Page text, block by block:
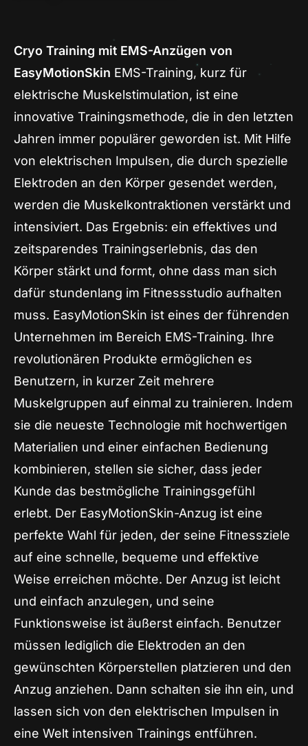
Cryo Training mit EMS-Anzügen von
EasyMotionSkin EMS-Training, kurz für
elektrische Muskelstimulation, ist eine
innovative Trainingsmethode, die in den letzten
Jahren immer populärer geworden ist. Mit Hilfe
von elektrischen Impulsen, die durch spezielle
Elektroden an den Körper gesendet werden,
werden die Muskelkontraktionen verstärkt und
intensiviert. Das Ergebnis: ein effektives und
zeitsparendes Trainingserlebnis, das den
Körper stärkt und formt, ohne dass man sich
dafür stundenlang im Fitnessstudio aufhalten
muss. EasyMotionSkin ist eines der führenden
Unternehmen im Bereich EMS-Training. Ihre
revolutionären Produkte ermöglichen es
Benutzern, in kurzer Zeit mehrere
Muskelgruppen auf einmal zu trainieren. Indem
sie die neueste Technologie mit hochwertigen
Materialien und einer einfachen Bedienung
kombinieren, stellen sie sicher, dass jeder
Kunde das bestmögliche Trainingsgefühl
erlebt. Der EasyMotionSkin-Anzug ist eine
perfekte Wahl für jeden, der seine Fitnessziele
auf eine schnelle, bequeme und effektive
Weise erreichen möchte. Der Anzug ist leicht
und einfach anzulegen, und seine
Funktionsweise ist äußerst einfach. Benutzer
müssen lediglich die Elektroden an den
gewünschten Körperstellen platzieren und den
Anzug anziehen. Dann schalten sie ihn ein, und
lassen sich von den elektrischen Impulsen in
eine Welt intensiven Trainings entführen.